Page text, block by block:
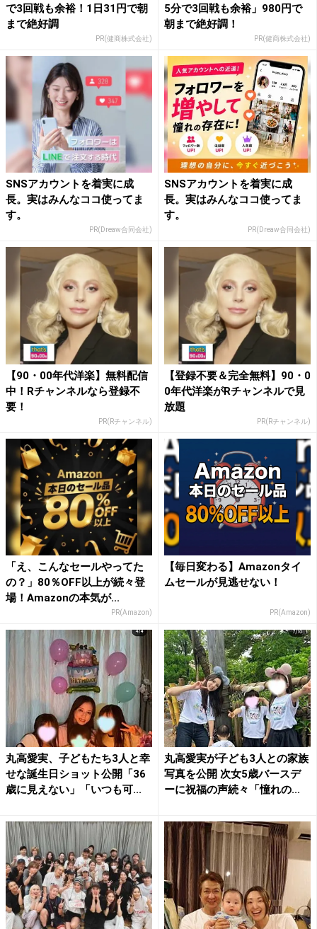
で3回戦も余裕！1日31円で朝
まで絶好調
PR(健商株式会社)
5分で3回戦も余裕」980円で
朝まで絶好調！
PR(健商株式会社)
SNSアカウントを着実に成
長。実はみんなココ使ってま
す。
PR(Dreaw合同会社)
SNSアカウントを着実に成
長。実はみんなココ使ってま
す。
PR(Dreaw合同会社)
【90・00年代洋楽】無料配信
中！Rチャンネルなら登録不
要！
PR(Rチャンネル)
【登録不要＆完全無料】90・0
0年代洋楽がRチャンネルで見
放題
PR(Rチャンネル)
「え、こんなセールやってた
の？」80％OFF以上が続々登
場！Amazonの本気が...
PR(Amazon)
【毎日変わる】Amazonタイ
ムセールが見逃せない！
PR(Amazon)
丸高愛実、子どもたち3人と幸
せな誕生日ショット公開「36
歳に見えない」「いつも可...
丸高愛実が子ども3人との家族
写真を公開 次女5歳バースデ
ーに祝福の声続々「憧れの...